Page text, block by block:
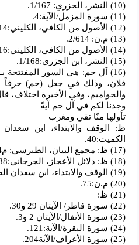
(10) النشر، الجزري: 1/167.
(11) سورة المزمل/الآية:4.
(12) الأصول من الكافي، الكليني:2/614.
(13) م.ن: 2/614.
(14) الأصول من الكافي، الكليني:2/616.
(15) النشر، ابن الجزري:1/168.
(16) آل حم: هي السور المفتتحة
فلان، وذلك في جعل (حم) حرفاً
والحواميم، وفي الأخيرة اختلاف،
وجدنا لكم في آل حم آيةً
تأولها منّا تقي ومغرب
الكميت:40.
(17) ظ: مجمع البيان، الطبرسي: م4 ـ512.
(18) ظ: دلائل الأعجاز، الجرجاني:388 ـ389.
(19) الوقف والابتداء، ابن سعدان الضرير:68.
(20) م.ن:75.
(21) ظ:
(22) سورة فاطر/ الآيتان 29 و30.
(23) سورة الأنفال/الآيتان 2 و3.
(24) سورة البقرة/الآية:121.
(25) سورة الأعراف/الآية204.